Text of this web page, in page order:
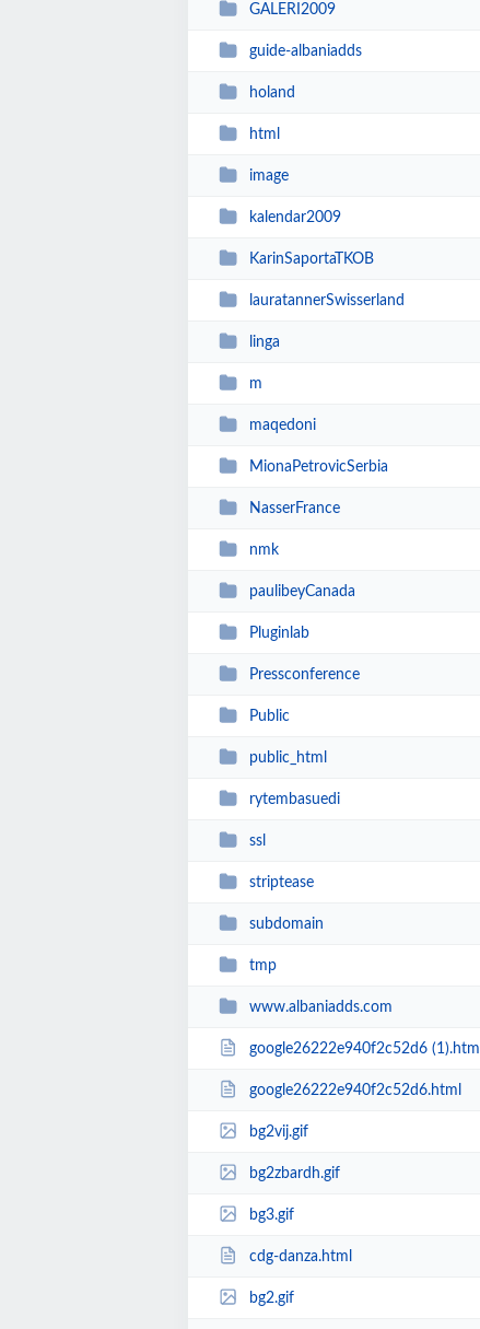
GALERI2009
guide-albaniadds
holand
html
image
kalendar2009
KarinSaportaTKOB
lauratannerSwisserland
linga
m
maqedoni
MionaPetrovicSerbia
NasserFrance
nmk
paulibeyCanada
Pluginlab
Pressconference
Public
public_html
rytembasuedi
ssl
striptease
subdomain
tmp
www.albaniadds.com
google26222e940f2c52d6 (1).html
google26222e940f2c52d6.html
bg2vij.gif
bg2zbardh.gif
bg3.gif
cdg-danza.html
bg2.gif